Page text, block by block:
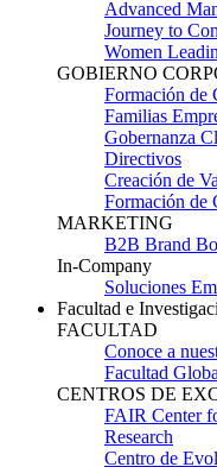
Advanced
Journey to
Women
GOBIERNO
Formación de
Familias
Gobernanza
Directivos
Creación de
Formación de
MARKETING
B2B Brand
In-Company
Soluciones
Facultad e
FACULTAD
Conoce a
Facultad
CENTROS DE
FAIR Center
Research
Centro de